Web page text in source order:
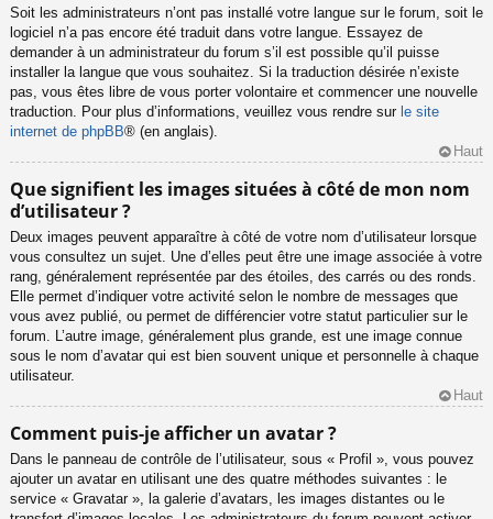
Soit les administrateurs n’ont pas installé votre langue sur le forum, soit le
logiciel n’a pas encore été traduit dans votre langue. Essayez de
demander à un administrateur du forum s’il est possible qu’il puisse
installer la langue que vous souhaitez. Si la traduction désirée n’existe
pas, vous êtes libre de vous porter volontaire et commencer une nouvelle
traduction. Pour plus d’informations, veuillez vous rendre sur le site
internet de phpBB® (en anglais).
Haut
Que signifient les images situées à côté de mon nom
d’utilisateur ?
Deux images peuvent apparaître à côté de votre nom d’utilisateur lorsque
vous consultez un sujet. Une d’elles peut être une image associée à votre
rang, généralement représentée par des étoiles, des carrés ou des ronds.
Elle permet d’indiquer votre activité selon le nombre de messages que
vous avez publié, ou permet de différencier votre statut particulier sur le
forum. L’autre image, généralement plus grande, est une image connue
sous le nom d’avatar qui est bien souvent unique et personnelle à chaque
utilisateur.
Haut
Comment puis-je afficher un avatar ?
Dans le panneau de contrôle de l’utilisateur, sous « Profil », vous pouvez
ajouter un avatar en utilisant une des quatre méthodes suivantes : le
service « Gravatar », la galerie d’avatars, les images distantes ou le